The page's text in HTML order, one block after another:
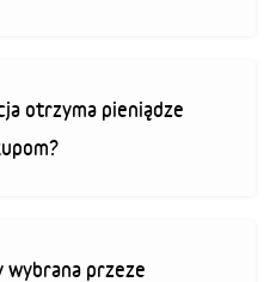
otrzyma pieniądze
wybrana przeze